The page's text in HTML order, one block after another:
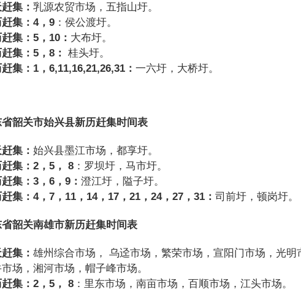
集： 乳源农贸市场，五指山圩。
集：4，9 ：侯公渡圩。
集：5 ，10 ： 大布圩。
集：5 ，8 ： 桂头圩。
集：1 ，6,11,16,21,26,31： 一六圩，大桥圩。
省韶关市始兴县新历赶集时间表
集： 始兴县墨江市场，都享圩。
集：2 ，5 ， 8 ：罗坝圩，马市圩。
集：3 ，6 ，9 ： 澄江圩，隘子圩。
集：4，7 ，11 ，14，17 ，21 ，24，27 ，31 ： 司前圩，顿岗圩。
省韶关南雄市新历赶集时间表
集： 雄州综合市场， 乌迳市场，繁荣市场，宣阳门市场，光
场，湘河市场，帽子峰市场。
集：2 ，5 ， 8 ：里东市场，南亩市场，百顺市场，江头市场。